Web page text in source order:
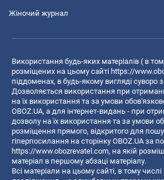
Жіночий журнал
Використання будь-яких матеріалів ( в
розміщених на цьому сайті https://
піддоменах, в будь-якому вигляді суворо
Дозволяється використання при
на їх використання та за умови
OBOZ.UA, а для інтернет-видань - при
дозволу на їх використання та за умови
розміщення прямого, відкритого для
гіперпосилання на сторінку OBOZ.UA за
https://www.obozrevatel.com, на якій
матеріал в першому абзаці матеріалу.
Всі матеріали на цьому сайті, в тому числі